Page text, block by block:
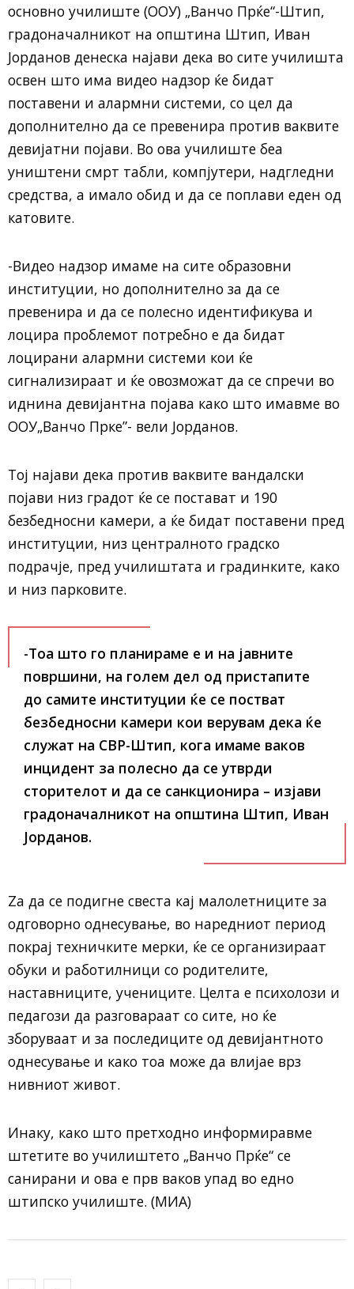
основно училиште (ООУ) „Ванчо Прќе“-Штип,
градоначалникот на општина Штип, Иван
Јорданов денеска најави дека во сите училишта
освен што има видео надзор ќе бидат
поставени и алармни системи, со цел да
дополнително да се превенира против ваквите
девијатни појави. Во ова училиште беа
уништени смрт табли, компјутери, надгледни
средства, а имало обид и да се поплави еден од
катовите.
-Видео надзор имаме на сите образовни
институции, но дополнително за да се
превенира и да се полесно идентификува и
лоцира проблемот потребно е да бидат
лоцирани алармни системи кои ќе
сигнализираат и ќе овозможат да се спречи во
иднина девијантна појава како што имавме во
ООУ„Ванчо Прке”- вели Јорданов.
Тој најави дека против ваквите вандалски
појави низ градот ќе се постават и 190
безбедносни камери, а ќе бидат поставени пред
институции, низ централното градско
подрачје, пред училиштата и градинките, како
и низ парковите.
-Тоа што го планираме е и на јавните
површини, на голем дел од пристапите
до самите институции ќе се постват
безбедносни камери кои верувам дека ќе
служат на СВР-Штип, кога имаме ваков
инцидент за полесно да се утврди
сторителот и да се санкционира – изјави
градоначалникот на општина Штип, Иван
Јорданов.
Zа да се подигне свеста кај малолетниците за
одговорно однесување, во наредниот период
покрај техничките мерки, ќе се организираат
обуки и работилници со родителите,
наставниците, учениците. Целта е психолози и
педагози да разговараат со сите, но ќе
зборуваат и за последиците од девијантното
однесување и како тоа може да влијае врз
нивниот живот.
Инаку, како што претходно информиравме
штетите во училиштето „Ванчо Прќе“ се
санирани и ова е прв ваков упад во едно
штипско училиште. (МИА)